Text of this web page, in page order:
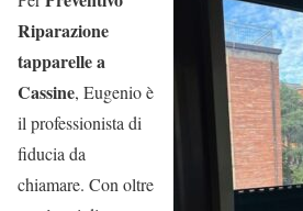
Riparazione
tapparelle a
Cassine, Eugenio è
il professionista di
fiducia da
chiamare. Con oltre